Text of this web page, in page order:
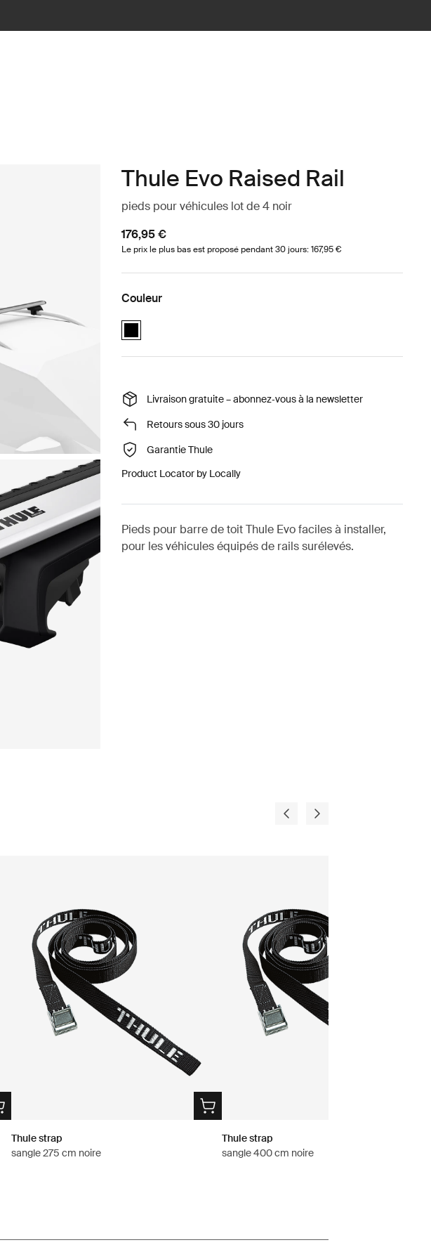
Thule Evo Raised Rail
pieds pour véhicules lot de 4 noir
176,95 €
Le prix le plus bas est proposé pendant 30 jours: 167,95 €
Couleur
Thule Evo Raised Rail Noir (selected)
Livraison gratuite – abonnez‑vous à la newsletter
Retours sous 30 jours
Garantie Thule
Product Locator by Locally
Pieds pour barre de toit Thule Evo faciles à installer,
pour les véhicules équipés de rails surélevés.
Thule strap
sangle 275 cm noire
Thule strap
sangle 400 cm noire